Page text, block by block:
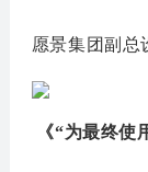
愿景集团副总
《“为最终